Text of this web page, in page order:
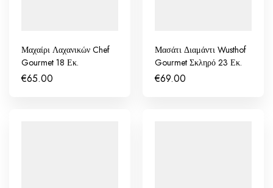
Μαχαίρι Λαχανικών Chef
Gourmet 18 Εκ.
€65.00
Μασάτι Διαμάντι Wusthof
Gourmet Σκληρό 23 Εκ.
€69.00